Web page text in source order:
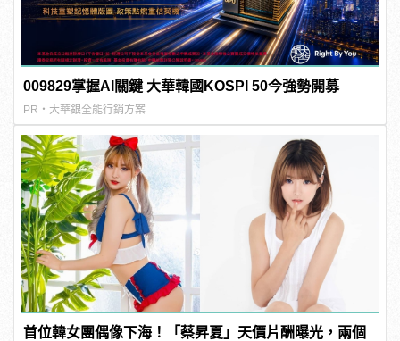
009829掌握AI關鍵 大華韓國KOSPI 50今強勢開募
PR・大華銀全能行銷方案
首位韓女團偶像下海！「蔡昇夏」天價片酬曝光，兩個